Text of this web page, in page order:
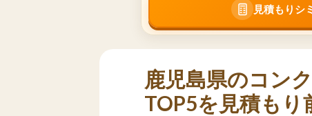
見積もりシ
鹿児島県のコン
TOP5を見積もり